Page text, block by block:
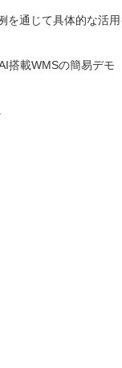
を通じて具体的な活
搭載WMSの簡易デモ